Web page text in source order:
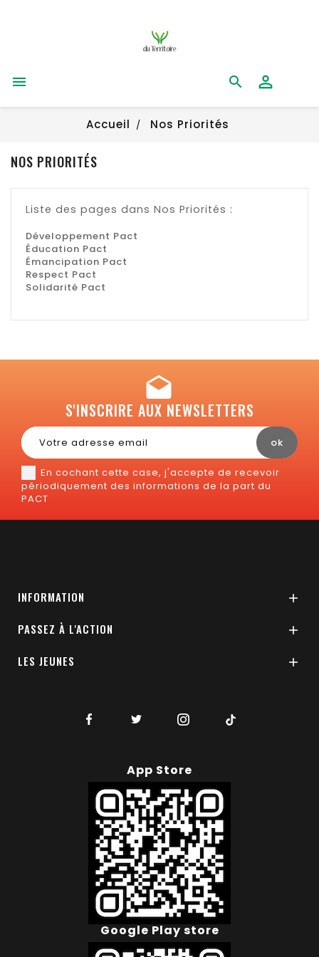
 
Accueil Nos Priorités
NOS PRIORITÉS
Liste des pages dans Nos Priorités :
Développement Pact
Éducation Pact
Émancipation Pact
Respect Pact
Solidarité Pact
S'INSCRIRE AUX NEWSLETTERS
En cochant cette case, j'accepte de recevoir
périodiquement des informations de la part du
PACT
INFORMATION 
PASSEZ À L'ACTION 
LES JEUNES 
App Store
Google Play store